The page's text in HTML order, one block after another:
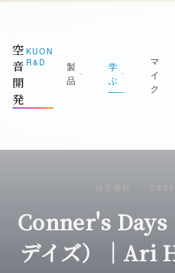
空
音
開
発
KUON
R&D
製
品
日を捉える｜P-86S・KUON DAW・
DAR・LESSON RECORDER
整える
の一本にする｜MONTAGE・
学
ぶ
新着と、書き直した記事を新しい順に
録音技術
マイクの立て方と楽器別の録り方
マ
イ
ク
マニ
創業者
朝比奈
·
Conner's Days
デイズ）｜Ari